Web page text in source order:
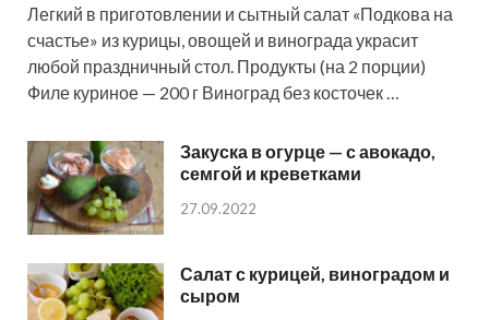
Легкий в приготовлении и сытный салат «Подкова на
счастье» из курицы, овощей и винограда украсит
любой праздничный стол. Продукты (на 2 порции)
Филе куриное — 200 г Виноград без косточек …
Закуска в огурце — с авокадо,
семгой и креветками
27.09.2022
Салат с курицей, виноградом и
сыром